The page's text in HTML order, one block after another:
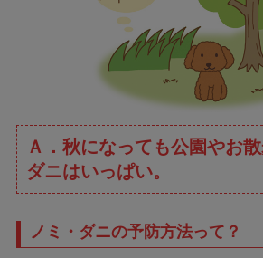
Ａ．秋になっても公園やお
ダニはいっぱい。
ノミ・ダニの予防方法って？